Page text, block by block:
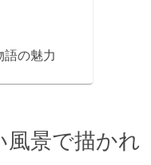
語の魅力
風景で描かれ